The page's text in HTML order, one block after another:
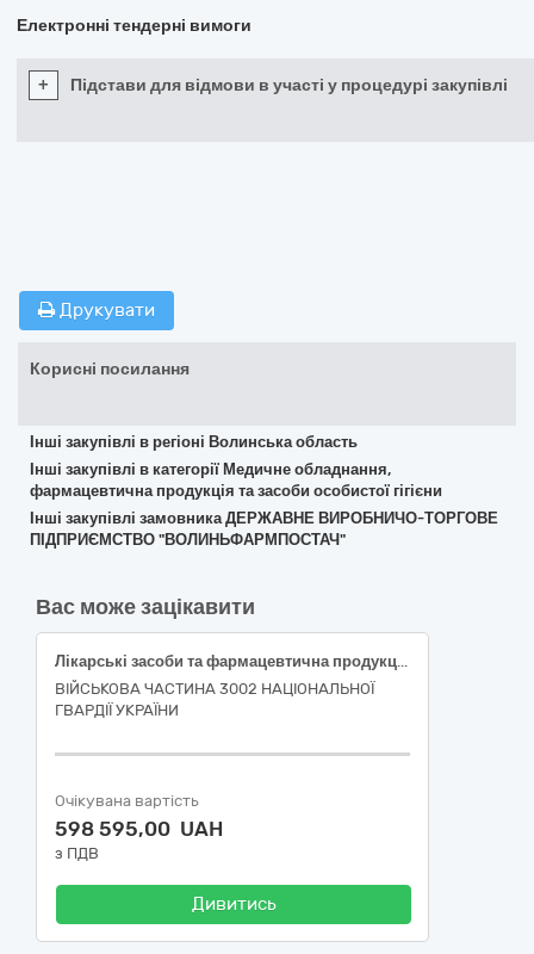
Електронні тендерні вимоги
+ Підстави для відмови в участі у процедурі закупівлі
Друкувати
Корисні посилання
Інші закупівлі в регіоні Волинська область
Інші закупівлі в категорії Медичне обладнання,
фармацевтична продукція та засоби особистої гігієни
Інші закупівлі замовника ДЕРЖАВНЕ ВИРОБНИЧО-ТОРГОВЕ
ПІДПРИЄМСТВО "ВОЛИНЬФАРМПОСТАЧ"
Вас може зацікавити
Лікарські засоби та фармацевтична продукція
ВІЙСЬКОВА ЧАСТИНА 3002 НАЦІОНАЛЬНОЇ
ГВАРДІЇ УКРАЇНИ
Очікувана вартість
598 595,00 UAH
з ПДВ
Дивитись